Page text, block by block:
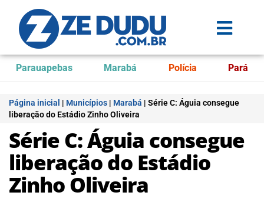
Parauapebas Marabá Polícia Pará
Página inicial | Municípios | Marabá | Série C: Águia consegue
liberação do Estádio Zinho Oliveira
Série C: Águia consegue
liberação do Estádio
Zinho Oliveira